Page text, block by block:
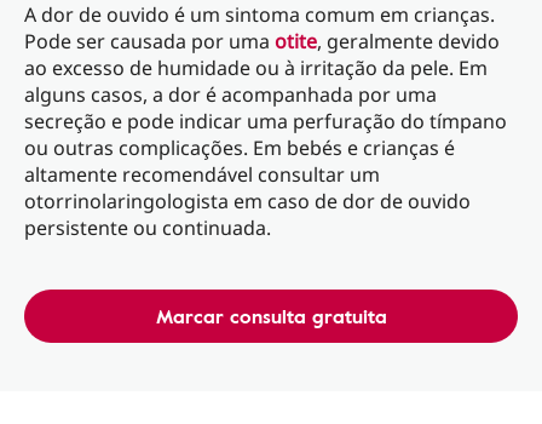
A dor de ouvido é um sintoma comum em crianças.
Pode ser causada por uma otite, geralmente devido
ao excesso de humidade ou à irritação da pele. Em
alguns casos, a dor é acompanhada por uma
secreção e pode indicar uma perfuração do tímpano
ou outras complicações. Em bebés e crianças é
altamente recomendável consultar um
otorrinolaringologista em caso de dor de ouvido
persistente ou continuada.
Marcar consulta gratuita